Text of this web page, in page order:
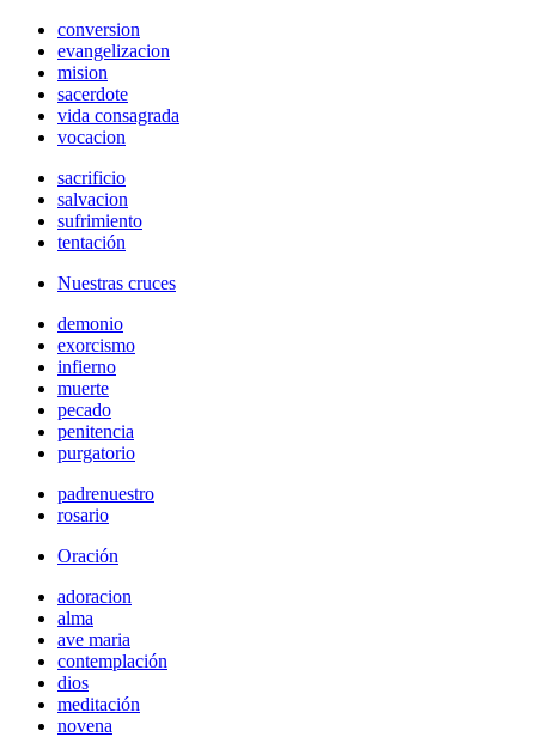
conversion
evangelizacion
mision
sacerdote
vida consagrada
vocacion
sacrificio
salvacion
sufrimiento
tentación
Nuestras cruces
demonio
exorcismo
infierno
muerte
pecado
penitencia
purgatorio
padrenuestro
rosario
Oración
adoracion
alma
ave maria
contemplación
dios
meditación
novena